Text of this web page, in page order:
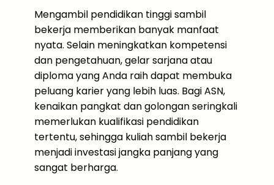
Mengambil pendidikan tinggi sambil
bekerja memberikan banyak manfaat
nyata. Selain meningkatkan kompetensi
dan pengetahuan, gelar sarjana atau
diploma yang Anda raih dapat membuka
peluang karier yang lebih luas. Bagi ASN,
kenaikan pangkat dan golongan seringkali
memerlukan kualifikasi pendidikan
tertentu, sehingga kuliah sambil bekerja
menjadi investasi jangka panjang yang
sangat berharga.